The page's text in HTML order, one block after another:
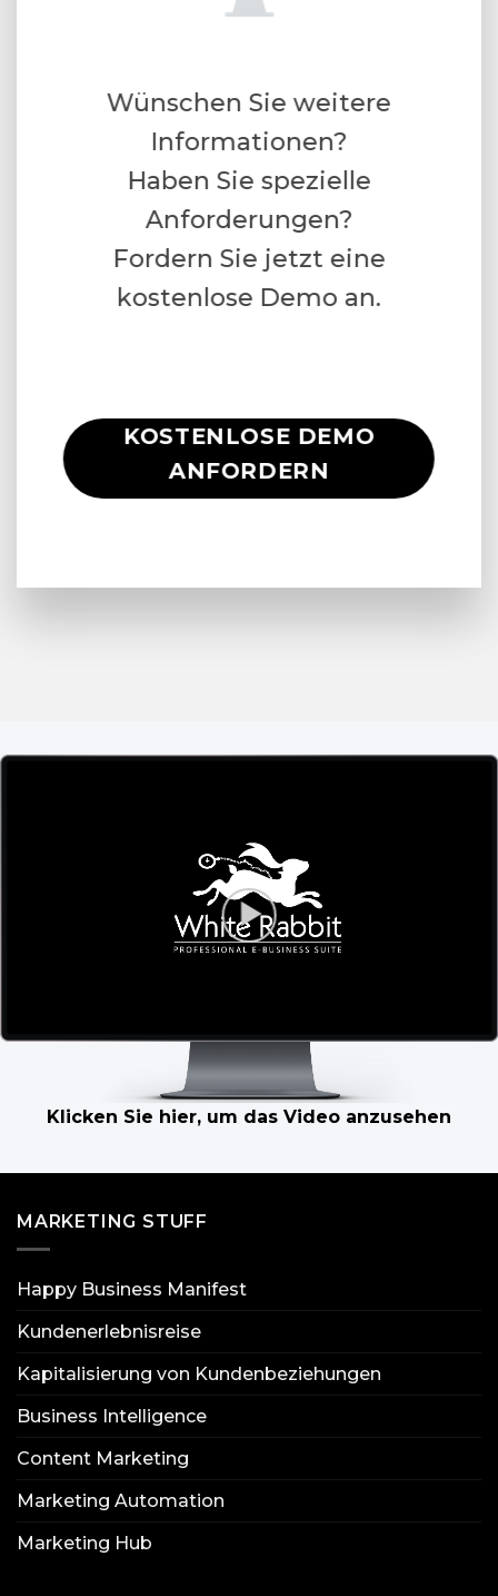
Wünschen Sie weitere
Informationen?
Haben Sie spezielle
Anforderungen?
Fordern Sie jetzt eine
kostenlose Demo an.
KOSTENLOSE DEMO
ANFORDERN
Klicken Sie hier, um das Video anzusehen
MARKETING STUFF
Happy Business Manifest
Kundenerlebnisreise
Kapitalisierung von Kundenbeziehungen
Business Intelligence
Content Marketing
Marketing Automation
Marketing Hub